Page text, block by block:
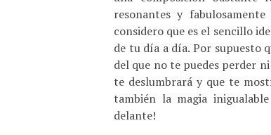
resonantes y
considero que es el sencillo
de tu día a día. Por supuesto
del que no te puedes perder
te deslumbrará y que te
también la magia
delante!